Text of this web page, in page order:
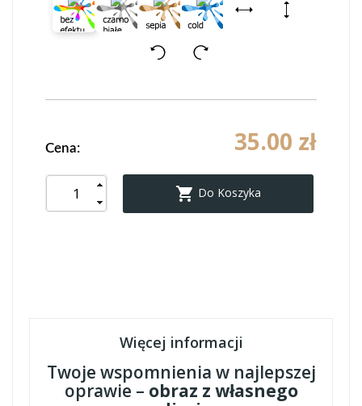
Cena: 35.00 zł
 Do Koszyka
Więcej informacji
Twoje wspomnienia w najlepszej
oprawie – obraz z własnego